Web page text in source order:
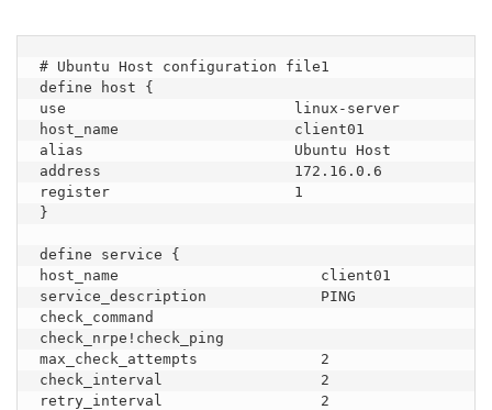
# Ubuntu Host configuration file1
define host {
use                          linux-server
host_name                    client01
alias                        Ubuntu Host
address                      172.16.0.6
register                     1
}
define service {
host_name                       client01
service_description             PING
check_command
check_nrpe!check_ping
max_check_attempts              2
check_interval                  2
retry_interval                  2